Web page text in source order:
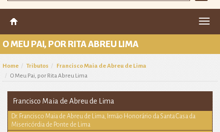
O MEU PAI, POR RITA ABREU LIMA
Home Tributos
Francisco Maia de Abreu de Lima
O Meu Pai, por Rita Abreu Lima
Francisco Maia de Abreu de Lima
Dr. Francisco Maia de Abreu de Lima, Irmão Honorário da Santa Casa da
Misericórdia de Ponte de Lima